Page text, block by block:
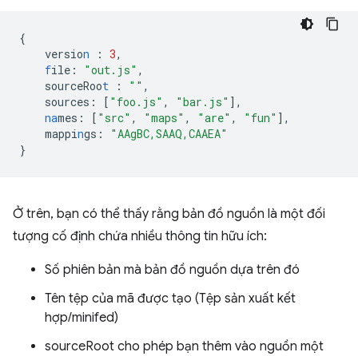
{
version : 3,
file : "out.js" ,
sourceRoot : "" ,
sources : [ "foo.js" , "bar.js" ],
names : [ "src" , "maps" , "are" , "fun" ],
mappings :
"AAgBC,SAAQ,CAAEA"
}
Ở trên, bạn có thể thấy rằng bản đồ nguồn là một đối
tượng cố định chứa nhiều thông tin hữu ích:
Số phiên bản mà bản đồ nguồn dựa trên đó
Tên tệp của mã được tạo (Tệp sản xuất kết
hợp/minifed)
sourceRoot cho phép bạn thêm vào nguồn một